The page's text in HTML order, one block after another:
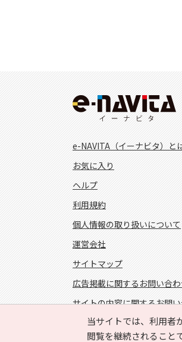
当サイトでは、利用者
閲覧を継続されること
e-NAVITA（イーナビタ）と
お気に入り
ヘルプ
利用規約
個人情報の取り扱いについて
運営会社
サイトマップ
広告掲載に関するお問い合
サイトの内容に関するお問
FOLLOW US!